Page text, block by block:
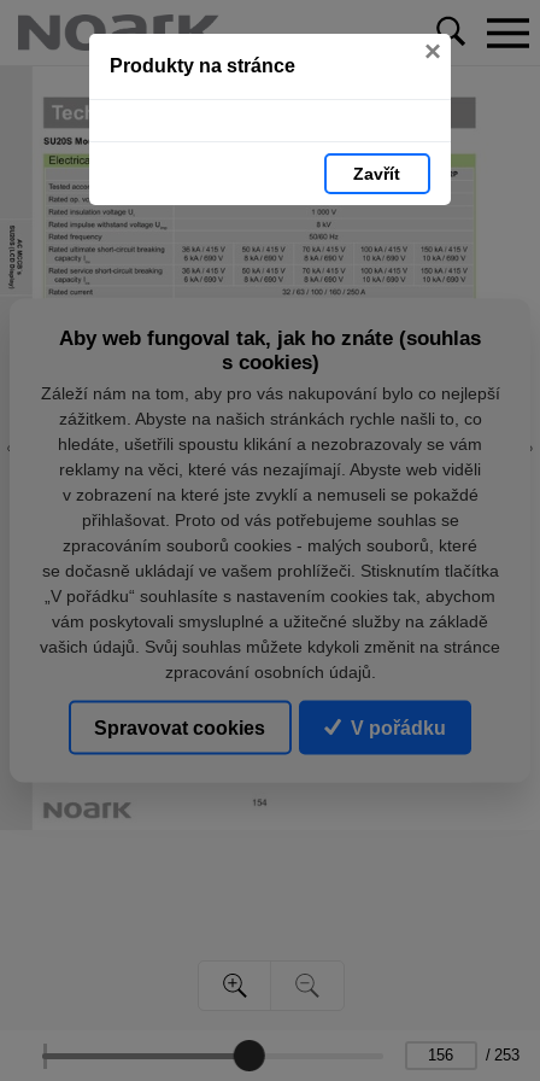
Produkty na stránce ×
Zavřít
/ 253
Aby web fungoval tak, jak ho znáte (souhlas
s cookies)
Záleží nám na tom, aby pro vás nakupování bylo co nejlepší
zážitkem. Abyste na našich stránkách rychle našli to, co
hledáte, ušetřili spoustu klikání a nezobrazovaly se vám
reklamy na věci, které vás nezajímají. Abyste web viděli
v zobrazení na které jste zvyklí a nemuseli se pokaždé
přihlašovat. Proto od vás potřebujeme souhlas se
zpracováním souborů cookies - malých souborů, které
se dočasně ukládají ve vašem prohlížeči. Stisknutím tlačítka
„V pořádku“ souhlasíte s nastavením cookies tak, abychom
vám poskytovali smysluplné a užitečné služby na základě
vašich údajů. Svůj souhlas můžete kdykoli změnit na stránce
zpracování osobních údajů.
Spravovat cookies V pořádku